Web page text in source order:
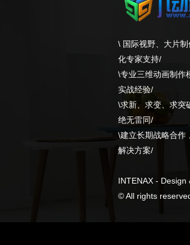
\ 国际视野、大片
化专家支持/
\专业三维动画制作
实战经验/
\求新、求变、求突
绝无雷同/
\建立长期战略合作
解决方案/
INTENAX - Design
© All rights